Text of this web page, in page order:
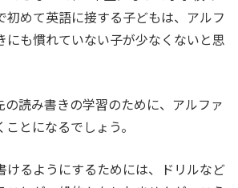
初めて英語に接する子どもは、アルフ
にも慣れていない子が少なくないと思
の読み書きの学習のために、アルファ
とになるでしょう。
けるようにするためには、ドリルなど